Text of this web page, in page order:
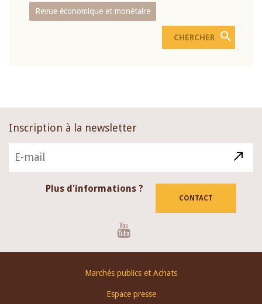
Revue économique et monétaire
Inscription à la newsletter
Plus d'informations ?
CONTACT
Marchés publics et Achats
Espace presse